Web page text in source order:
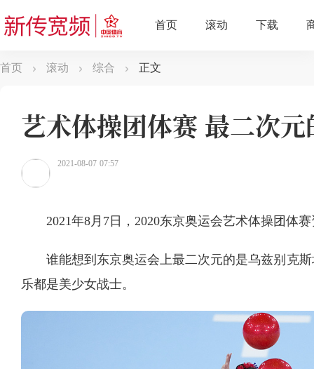
首页 滚动 综合 正文
艺术体操团体赛 最二次
2021-08-07 07:57
2021年8月7日，2020东京奥运会艺术体操团体
谁能想到东京奥运会上最二次元的是乌兹别克
乐都是美少女战士。